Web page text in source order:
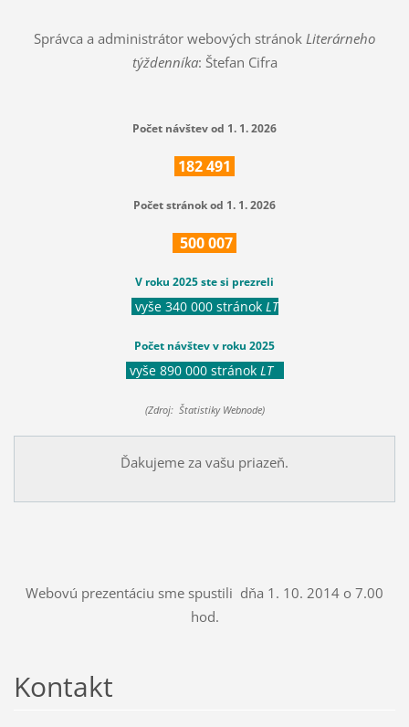
Správca a administrátor webových stránok Literárneho
týždenníka: Štefan Cifra
Počet návštev od 1. 1. 2026
182491
Počet stránok od 1. 1. 2026
500007
V roku 2025 ste si prezreli
vyše 340 000 stránok LT
Počet návštev v roku 2025
vyše 890 000 stránok LT
(Zdroj: Štatistiky Webnode)
Ďakujeme za vašu priazeň.
Webovú prezentáciu sme spustili dňa 1. 10. 2014 o 7.00
hod.
Kontakt